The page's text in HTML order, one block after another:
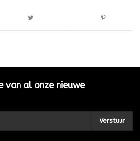
van al onze nieuwe
Verstuur